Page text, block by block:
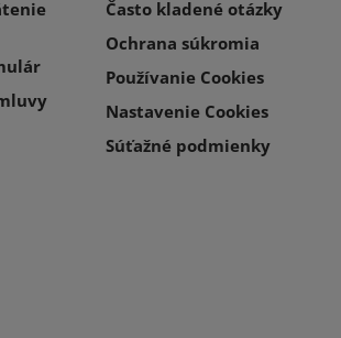
Často kladené otázky
Ochrana súkromia
Používanie Cookies
Nastavenie Cookies
Súťažné podmienky